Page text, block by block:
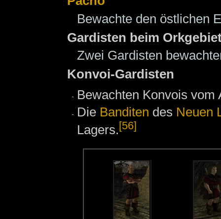
Bewachte den östlichen
Gardisten beim
Zwei Gardisten
Konvoi-Gardisten
Bewachten Konvois
Die Banditen des Neuen
Lagers.[56]